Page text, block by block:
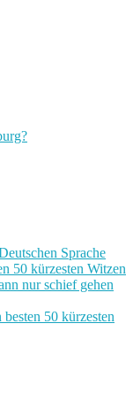
Sprache
50 kürzesten Witzen
nur schief gehen
50 kürzesten